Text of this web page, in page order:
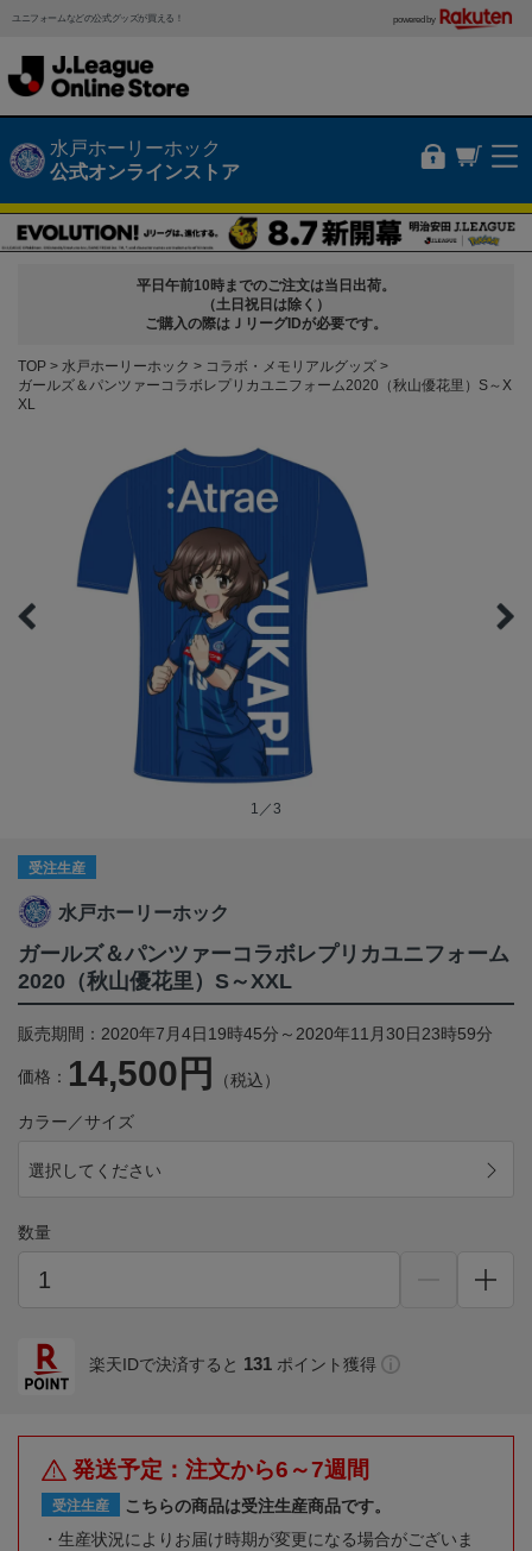
ユニフォームなどの公式グッズが買える！ powered by
水戸ホーリーホック
公式オンラインストア
平日午前10時までのご注文は当日出荷。
（土日祝日は除く）
ご購入の際はＪリーグIDが必要です。
TOP 水戸ホーリーホック
コラボ・メモリアルグッズ
ガールズ＆パンツァーコラボレプリカユニフォーム2020（秋山優花里）S～X
XL
1／3
受注生産
水戸ホーリーホック
ガールズ＆パンツァーコラボレプリカユニフォーム
2020（秋山優花里）S～XXL
販売期間：2020年7月4日19時45分～2020年11月30日23時59分
価格： 14,500円 （税込）
カラー／サイズ
選択してください
数量
楽天IDで決済すると 131 ポイント獲得
発送予定：注文から6～7週間
受注生産
こちらの商品は受注生産商品です。
生産状況によりお届け時期が変更になる場合がございま